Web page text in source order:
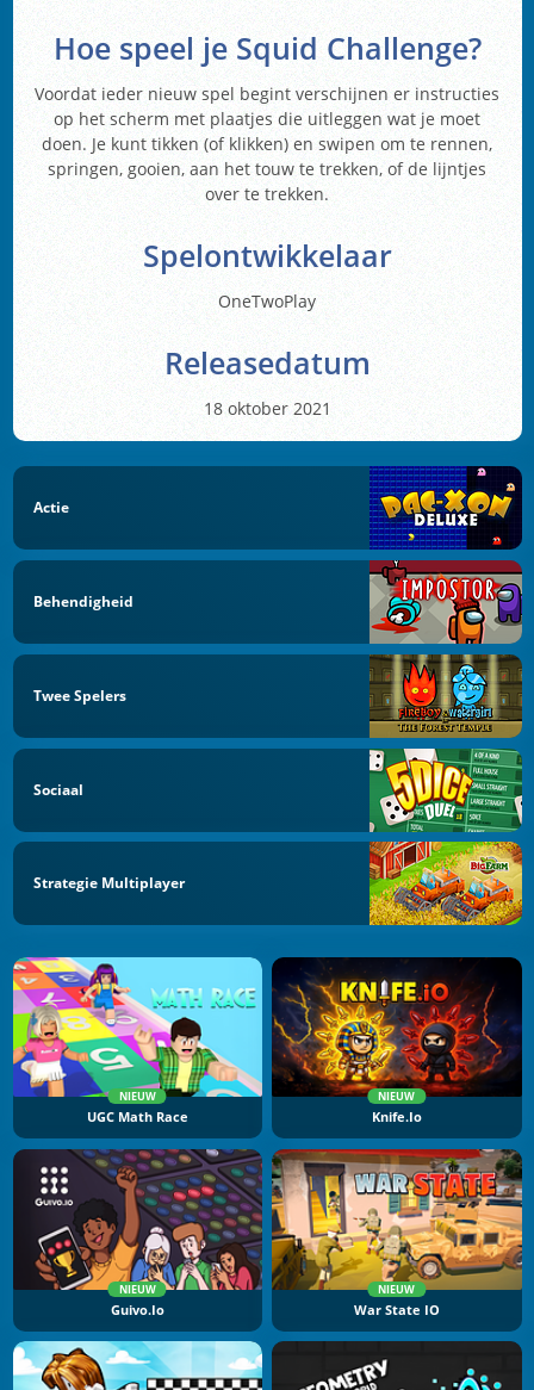
Hoe speel je Squid Challenge?
Voordat ieder nieuw spel begint verschijnen er instructies
op het scherm met plaatjes die uitleggen wat je moet
doen. Je kunt tikken (of klikken) en swipen om te rennen,
springen, gooien, aan het touw te trekken, of de lijntjes
over te trekken.
Spelontwikkelaar
OneTwoPlay
Releasedatum
18 oktober 2021
Actie
Behendigheid
Twee Spelers
Sociaal
Strategie Multiplayer
NIEUW
UGC Math Race
NIEUW
Knife.io
NIEUW
Guivo.io
NIEUW
War State IO